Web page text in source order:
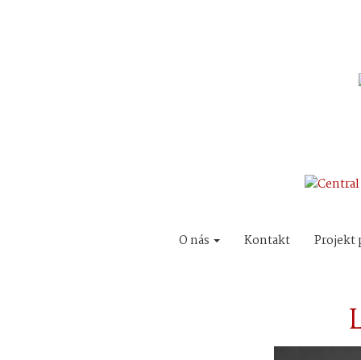
O nás Kontakt Projekt